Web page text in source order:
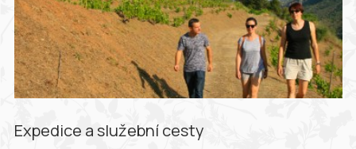
Expedice a služební cesty